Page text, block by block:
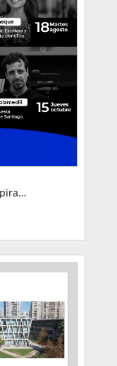
FEN presenta «Mentes que Inspiran»: Primer Ciclo Cultural de Primavera 2026